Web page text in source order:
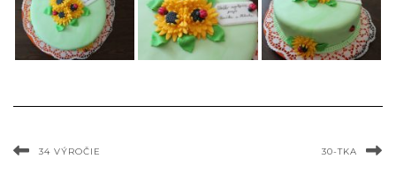
34 VÝROČIE 30-TKA